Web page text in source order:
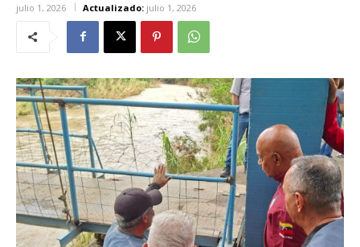
julio 1, 2026 Actualizado: julio 1, 2026